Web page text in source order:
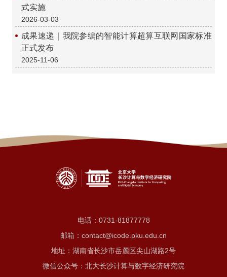
式实施
2026-03-03
成果速递｜我院参编的智能计算超算互联网国家标准
正式发布
2025-11-06
电话： 0731-81877778
邮箱：contact@icode.pku.edu.cn
地址：湖南省长沙市岳麓区尖山湖路2号
微信公众号：北大长沙计算与数字经济研究院